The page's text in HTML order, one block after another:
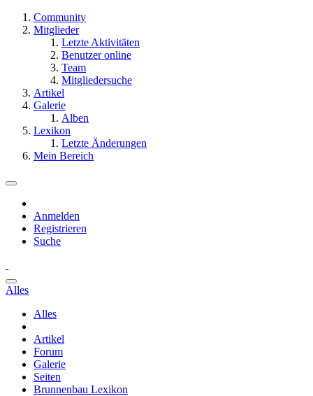
Community
Mitglieder
Letzte Aktivitäten
Benutzer online
Team
Mitgliedersuche
Artikel
Galerie
Alben
Lexikon
Letzte Änderungen
Mein Bereich
Anmelden
Registrieren
Suche
Alles
Alles
Artikel
Forum
Galerie
Seiten
Brunnenbau Lexikon